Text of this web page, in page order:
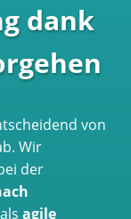
dank
von
Wir
der
agile